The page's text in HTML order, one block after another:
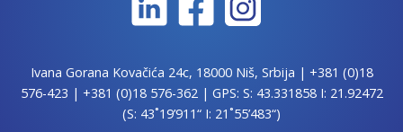
Ivana Gorana Kovačića 24c, 18000 Niš, Srbija | +381 (0)18
576-423 | +381 (0)18 576-362| GPS: S: 43.331858 I: 21.92472
(S: 43˚19’911“ I: 21˚55’483“)